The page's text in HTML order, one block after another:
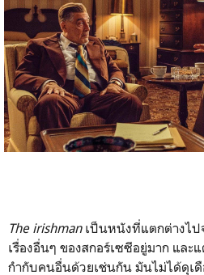
The irishmanเป็นหนังที่แตกต่างไป
เรื่องอื่นๆ ของสกอร์เซซีอยู่มาก แล
กำกับคนอื่นด้วยเช่นกัน มันไม่ได้ดุเดื